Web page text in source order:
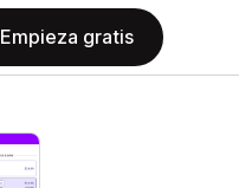
Empieza gratis